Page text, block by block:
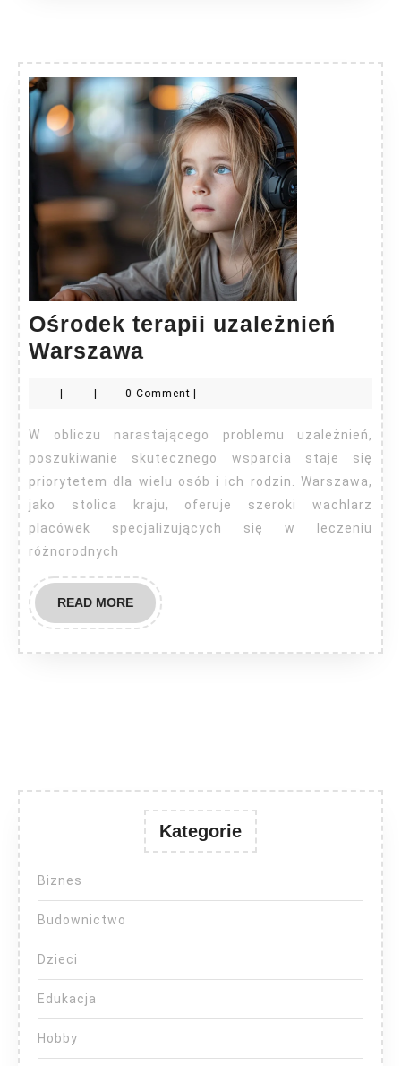
Ośrodek terapii uzależnień
Warszawa
uzależnień
Warszawa
0 Comment
W obliczu narastającego problemu uzależnień,
poszukiwanie skutecznego wsparcia staje się
priorytetem dla wielu osób i ich rodzin. Warszawa,
jako stolica kraju, oferuje szeroki wachlarz
placówek specjalizujących się w leczeniu
różnorodnych
READ MOREREAD
MORE
Kategorie
Biznes
Budownictwo
Dzieci
Edukacja
Hobby